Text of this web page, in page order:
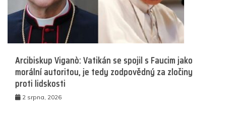
Arcibiskup Viganò: Vatikán se spojil s Faucim jako
morální autoritou, je tedy zodpovědný za zločiny
proti lidskosti
2 srpna, 2026